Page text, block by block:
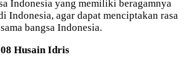
Indonesia yang memiliki beragamnya
Indonesia, agar dapat menciptakan rasa
bangsa Indonesia.
Husain Idris